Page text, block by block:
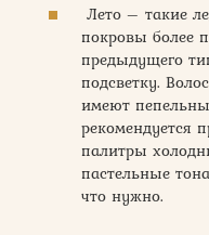
Лето – такие
покровы более
предыдущего
подсветку.
имеют
рекомендуется
палитры
пастельные
что нужно.